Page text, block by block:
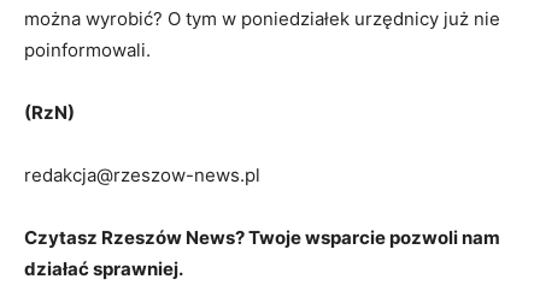
można wyrobić? O tym w poniedziałek urzędnicy już nie
poinformowali.
(RzN)
redakcja@rzeszow-news.pl
Czytasz Rzeszów News? Twoje wsparcie pozwoli nam
działać sprawniej.